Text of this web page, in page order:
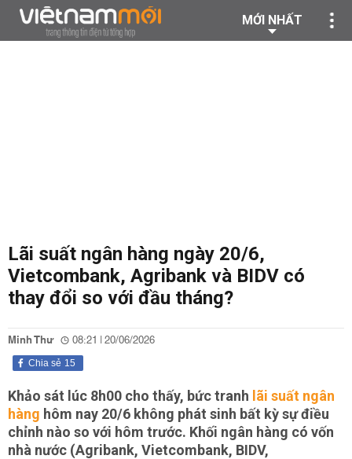
MỚI NHẤT
Lãi suất ngân hàng ngày 20/6,
Vietcombank, Agribank và BIDV có
thay đổi so với đầu tháng?
Minh Thư 08:21 | 20/06/2026
15
Chia sẻ
Khảo sát lúc 8h00 cho thấy, bức tranh lãi suất ngân
hàng hôm nay 20/6 không phát sinh bất kỳ sự điều
chỉnh nào so với hôm trước. Khối ngân hàng có vốn
nhà nước (Agribank, Vietcombank, BIDV,